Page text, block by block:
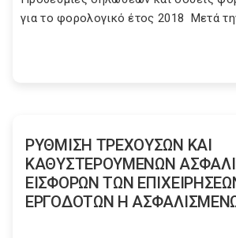
για το φορολογικό έτος 2018 Μετά
ΡΥΘΜΙΣΗ ΤΡΕΧΟΥΣΩΝ ΚΑΙ
ΚΑΘΥΣΤΕΡΟΥΜΕΝΩΝ
ΕΙΣΦΟΡΩΝ ΤΩΝ
ΕΡΓΟΔΟΤΩΝ Η